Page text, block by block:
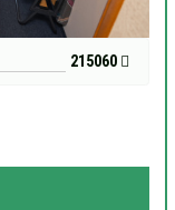
215060